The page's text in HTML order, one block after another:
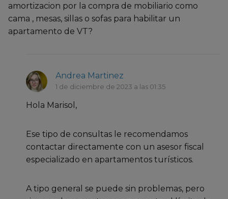
amortizacion por la compra de mobiliario como
cama , mesas, sillas o sofas para habilitar un
apartamento de VT?
Andrea Martinez
1 de diciembre de 2023 a las 01:35
Hola Marisol,
Ese tipo de consultas le recomendamos
contactar directamente con un asesor fiscal
especializado en apartamentos turísticos.
A tipo general se puede sin problemas, pero